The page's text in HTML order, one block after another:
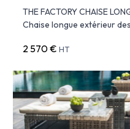
THE FACTORY CHAISE
Chaise longue extérieur
2 570 € HT